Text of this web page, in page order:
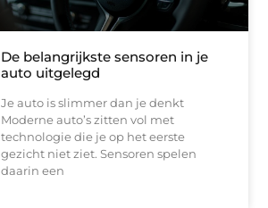
De belangrijkste sensoren in je
auto uitgelegd
Je auto is slimmer dan je denkt
Moderne auto’s zitten vol met
technologie die je op het eerste
gezicht niet ziet. Sensoren spelen
daarin een